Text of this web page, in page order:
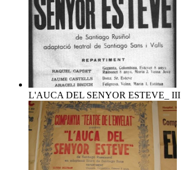
L'AUCA DEL SENYOR ESTEVE_ III